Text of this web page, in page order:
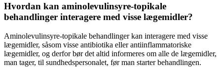
Hvordan kan aminolevulinsyre-topikale
behandlinger interagere med visse lægemidler?
Aminolevulinsyre-topikale behandlinger kan interagere med visse
lægemidler, såsom visse antibiotika eller antiinflammatoriske
lægemidler, og derfor bør det altid informeres om alle de lægemidler,
man tager, til sundhedspersonalet, før man starter behandlingen.